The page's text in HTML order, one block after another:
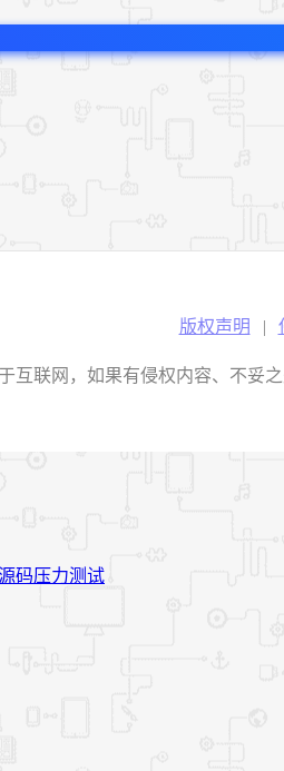
版权声明 |
互联网，如果有侵权内容、不妥
码压力测试